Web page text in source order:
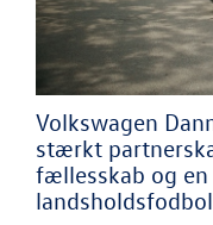
Volkswagen
stærkt
fællesskab og